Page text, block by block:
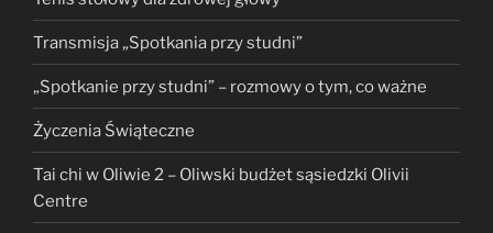
Transmisja „Spotkania przy studni”
„Spotkanie przy studni” – rozmowy o tym, co ważne
Życzenia Świąteczne
Tai chi w Oliwie 2 – Oliwski budżet sąsiedzki Olivii
Centre